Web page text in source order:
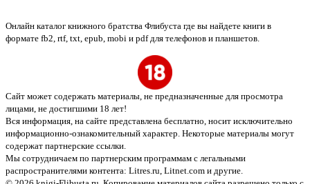
Онлайн каталог книжного братства Флибуста где вы найдете книги в
формате fb2, rtf, txt, epub, mobi и pdf для телефонов и планшетов.
Сайт может содержать материалы, не предназначенные для просмотра
лицами, не достигшими 18 лет!
Вся информация, на сайте представлена бесплатно, носит исключительно
информационно-ознакомительный характер. Некоторые материалы могут
содержат партнерские ссылки.
Мы сотрудничаем по партнерским программам с легальными
распространителями контента: Litres.ru, Litnet.com и другие.